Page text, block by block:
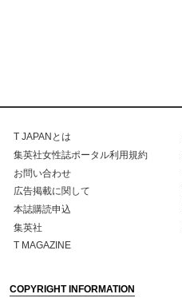
T JAPANとは
集英社女性誌ポータル利用規約
お問い合わせ
広告掲載に関して
本誌購読申込
集英社
T MAGAZINE
COPYRIGHT INFORMATION